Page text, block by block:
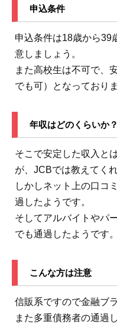
申込条件
申込条件は18歳から39
意しましょう。
また高校生は不可で、
でも可）となっておりま
年収はどのくらいか？
そこで安定した収入と
が、JCBでは教えてくれ
しかしネット上の口コ
過したようです。
そしてアルバイトやパ
でも通過したようです。
こんな方は注意
信販系ですので金融ブ
また多重債務者の通過